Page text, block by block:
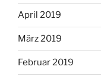
April 2019
März 2019
Februar 2019